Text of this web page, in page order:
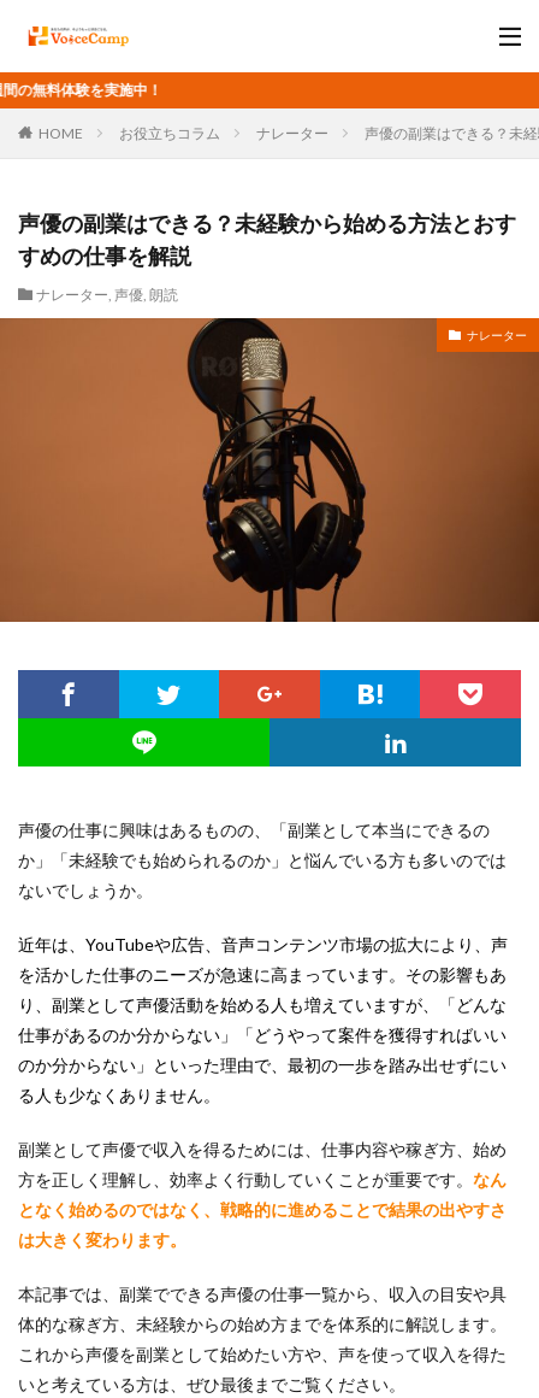
HOME お役立ちコラム ナレーター 声優の副業はできる？未
声優の副業はできる？未経験から始める方法とおす
すめの仕事を解説
ナレーター, 声優, 朗読
ナレーター
声優の仕事に興味はあるものの、「副業として本当にできるの
か」「未経験でも始められるのか」と悩んでいる方も多いのでは
ないでしょうか。
近年は、YouTubeや広告、音声コンテンツ市場の拡大により、声
を活かした仕事のニーズが急速に高まっています。その影響もあ
り、副業として声優活動を始める人も増えていますが、「どんな
仕事があるのか分からない」「どうやって案件を獲得すればいい
のか分からない」といった理由で、最初の一歩を踏み出せずにい
る人も少なくありません。
副業として声優で収入を得るためには、仕事内容や稼ぎ方、始め
方を正しく理解し、効率よく行動していくことが重要です。 なん
となく始めるのではなく、戦略的に進めることで結果の出やすさ
は大きく変わります。
本記事では、副業でできる声優の仕事一覧から、収入の目安や具
体的な稼ぎ方、未経験からの始め方までを体系的に解説します。
これから声優を副業として始めたい方や、声を使って収入を得た
いと考えている方は、ぜひ最後までご覧ください。